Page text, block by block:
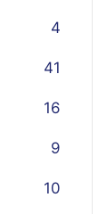
4
41
16
9
10